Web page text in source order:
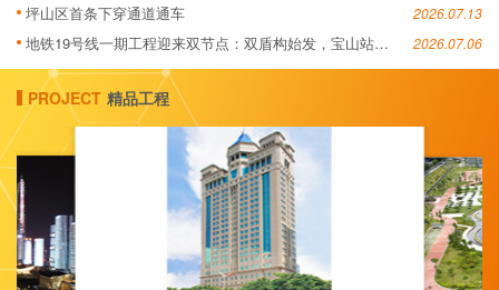
坪山区首条下穿通道通车 2026.07.13
地铁19号线一期工程迎来双节点：双盾构始发，宝山站封
2026.07.06
PROJECT 精品工程